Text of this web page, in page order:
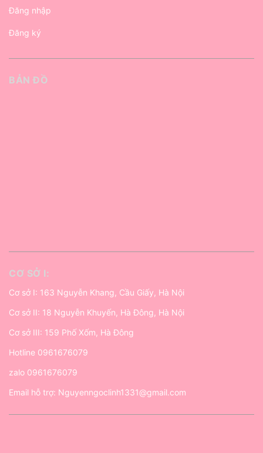
Đăng nhập
Đăng ký
BẢN ĐỒ
CƠ SỞ I:
Cơ sở I: 163 Nguyễn Khang, Cầu Giấy, Hà Nội
Cơ sở II: 18 Nguyễn Khuyến, Hà Đông, Hà Nội
Cơ sở III: 159 Phố Xốm, Hà Đông
Hotline 0961676079
zalo 0961676079
Email hỗ trợ: Nguyenngoclinh1331@gmail.com